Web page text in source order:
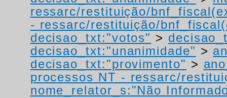
ressarc/restituição/
- ressarc/restituição/
decisao_txt:"votos" >
decisao_txt:"unanimidade" >
decisao_txt:"provimento" >
processos NT - ressarc/
nome_relator_s:"Não